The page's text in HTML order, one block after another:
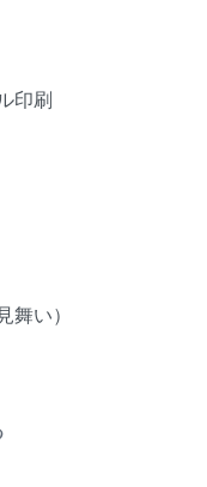
印刷
舞い）